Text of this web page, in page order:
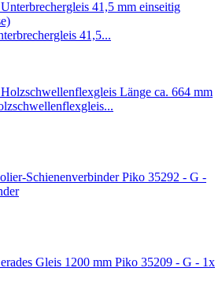
41,5...
Piko 35292 - G -
Piko 35209 - G - 1x